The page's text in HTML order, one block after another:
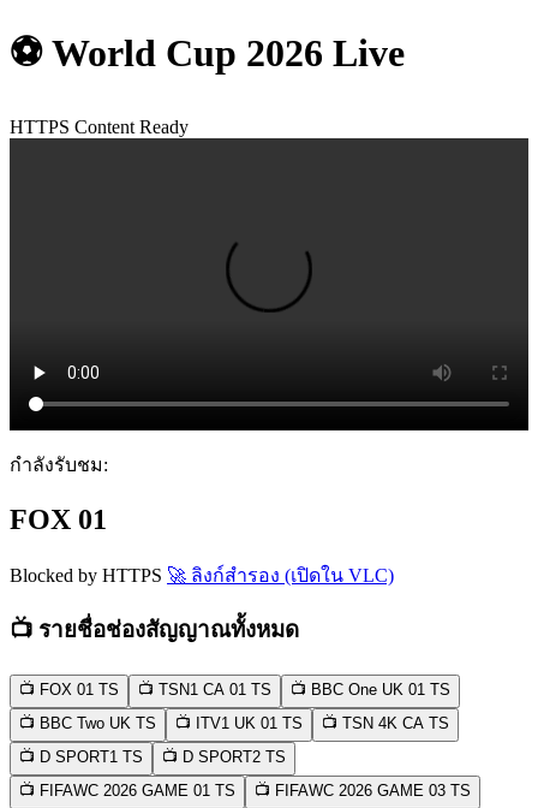
⚽ World Cup 2026 Live
HTTPS Content Ready
กำลังรับชม:
FOX 01
Blocked by HTTPS 🚀 ลิงก์สำรอง (เปิดใน VLC)
📺 รายชื่อช่องสัญญาณทั้งหมด
📺 FOX 01 TS 📺 TSN1 CA 01 TS 📺 BBC One UK 01 TS
📺 BBC Two UK TS 📺 ITV1 UK 01 TS 📺 TSN 4K CA TS
📺 D SPORT1 TS 📺 D SPORT2 TS
📺 FIFAWC 2026 GAME 01 TS 📺 FIFAWC 2026 GAME 03 TS